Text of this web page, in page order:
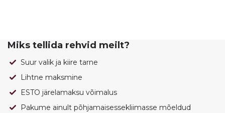
Miks tellida rehvid meilt?
Suur valik ja kiire tarne
Lihtne maksmine
ESTO järelamaksu võimalus
Pakume ainult põhjamaisessekliimasse mõeldud